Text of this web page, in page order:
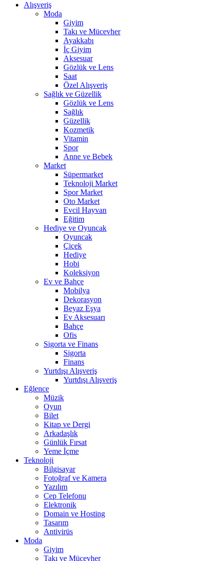
Alışveriş
Moda
Giyim
Takı ve Mücevher
Ayakkabı
İç Giyim
Aksesuar
Gözlük ve Lens
Saat
Özel Alışveriş
Sağlık ve Güzellik
Gözlük ve Lens
Sağlık
Güzellik
Kozmetik
Vitamin
Spor
Anne ve Bebek
Market
Süpermarket
Teknoloji Market
Spor Market
Oto Market
Evcil Hayvan
Eğitim
Hediye ve Oyuncak
Oyuncak
Çiçek
Hediye
Hobi
Koleksiyon
Ev ve Bahçe
Mobilya
Dekorasyon
Beyaz Eşya
Ev Aksesuarı
Bahçe
Ofis
Sigorta ve Finans
Sigorta
Finans
Yurtdışı Alışveriş
Yurtdışı Alışveriş
Eğlence
Müzik
Oyun
Bilet
Kitap ve Dergi
Arkadaşlık
Günlük Fırsat
Yeme İçme
Teknoloji
Bilgisayar
Fotoğraf ve Kamera
Yazılım
Cep Telefonu
Elektronik
Domain ve Hosting
Tasarım
Antivirüs
Moda
Giyim
Takı ve Mücevher